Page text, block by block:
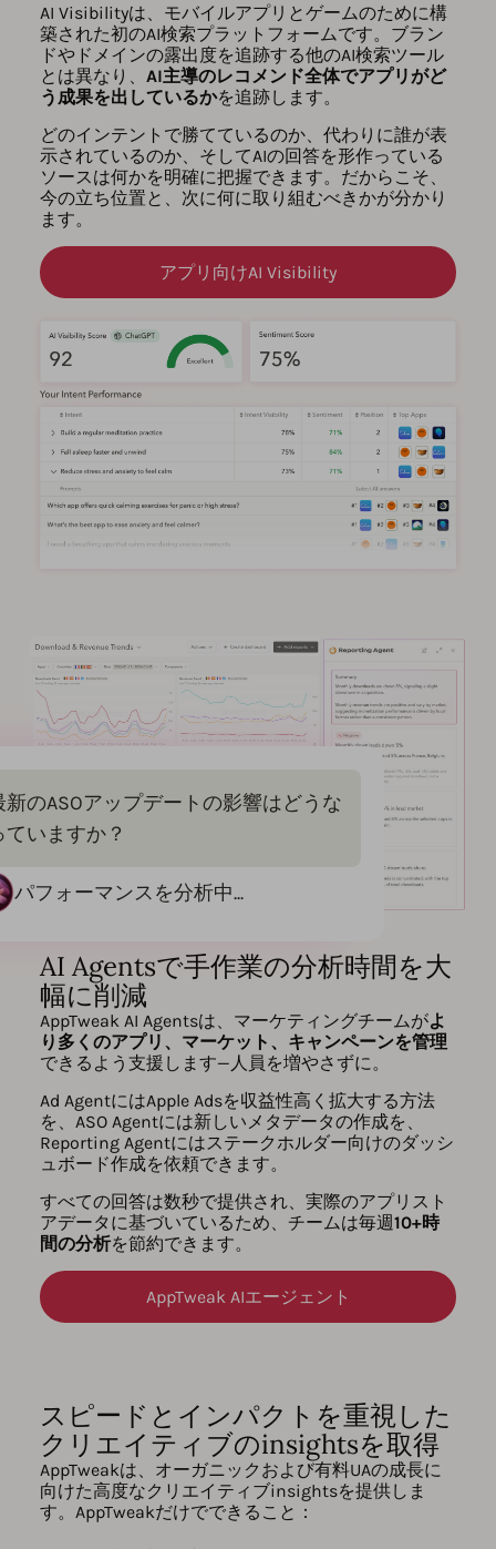
AI Visibilityは、モバイルアプリとゲームのために構
築された初のAI検索プラットフォームです。ブラン
ドやドメインの露出度を追跡する他のAI検索ツール
とは異なり、 AI主導のレコメンド全体でアプリがど
う成果を出しているかを追跡します。
どのインテントで勝てているのか、代わりに誰が表
示されているのか、そしてAIの回答を形作っている
ソースは何かを明確に把握できます。だからこそ、
今の立ち位置と、次に何に取り組むべきかが分かり
ます。
アプリ向けAI Visibility
新のASOアップデートの影響はどうな
ていますか？
パフォーマンスを分析中...
AI Agentsで手作業の分析時間を大
幅に削減
AppTweak AI Agentsは、マーケティングチームがよ
り多くのアプリ、マーケット、キャンペーンを管理
できるよう支援します—人員を増やさずに。
Ad AgentにはApple Adsを収益性高く拡大する方法
を、ASO Agentには新しいメタデータの作成を、
Reporting Agentにはステークホルダー向けのダッシ
ュボード作成を依頼できます。
すべての回答は数秒で提供され、実際のアプリスト
アデータに基づいているため、チームは毎週10+時
間の分析を節約できます。
AppTweak AIエージェント
スピードとインパクトを重視した
クリエイティブのinsightsを取得
AppTweakは、オーガニックおよび有料UAの成長に
向けた高度なクリエイティブinsightsを提供しま
す。AppTweakだけでできること：